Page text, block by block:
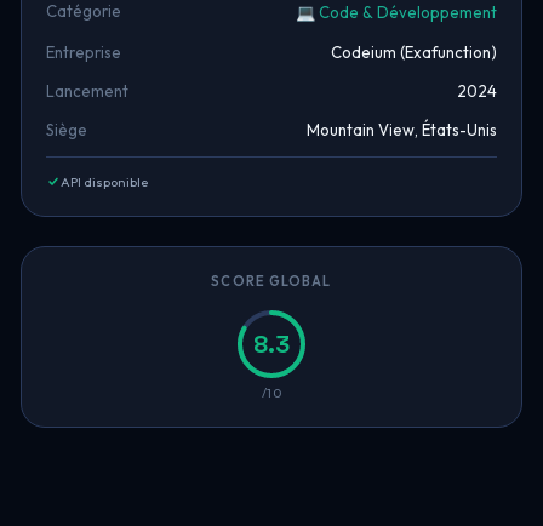
Catégorie 💻 Code & Développement
Entreprise
Codeium (Exafunction)
Lancement
2024
Siège
Mountain View, États-Unis
API disponible
SCORE GLOBAL
8.3
/10